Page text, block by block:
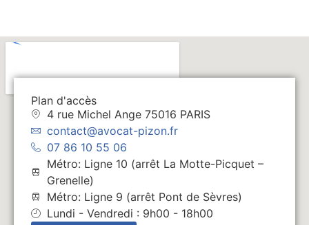
Plan d'accès
4 rue Michel Ange 75016 PARIS
contact@avocat-pizon.fr
07 86 10 55 06
Métro: Ligne 10 (arrêt La Motte-Picquet –
Grenelle)
Métro: Ligne 9 (arrêt Pont de Sèvres)
Lundi - Vendredi : 9h00 - 18h00